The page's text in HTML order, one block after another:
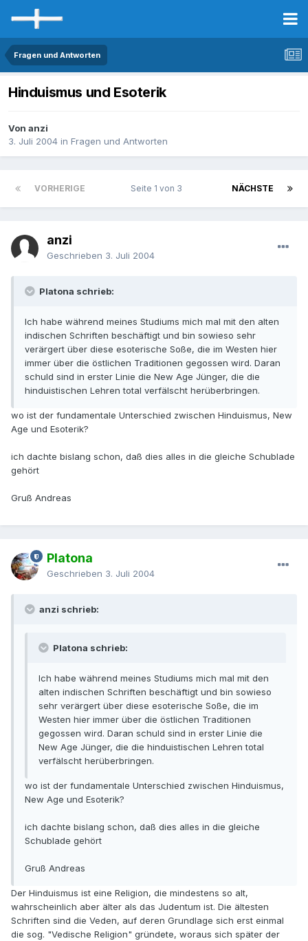
Fragen und Antworten
Hinduismus und Esoterik
Von anzi
3. Juli 2004 in Fragen und Antworten
VORHERIGE NÄCHSTE
Seite 1 von 3
anzi
Geschrieben 3. Juli 2004
Platona schrieb:
Ich habe während meines Studiums mich mal mit den alten
indischen Schriften beschäftigt und bin sowieso sehr
verärgert über diese esoterische Soße, die im Westen hier
immer über die östlichen Traditionen gegossen wird. Daran
schuld sind in erster Linie die New Age Jünger, die die
hinduistischen Lehren total verfälscht herüberbringen.
wo ist der fundamentale Unterschied zwischen Hinduismus, New
Age und Esoterik?
ich dachte bislang schon, daß dies alles in die gleiche Schublade
gehört
Gruß Andreas
Platona
Geschrieben 3. Juli 2004
anzi schrieb:
Platona schrieb:
Ich habe während meines Studiums mich mal mit den
alten indischen Schriften beschäftigt und bin sowieso
sehr verärgert über diese esoterische Soße, die im
Westen hier immer über die östlichen Traditionen
gegossen wird. Daran schuld sind in erster Linie die
New Age Jünger, die die hinduistischen Lehren total
verfälscht herüberbringen.
wo ist der fundamentale Unterschied zwischen Hinduismus,
New Age und Esoterik?
ich dachte bislang schon, daß dies alles in die gleiche
Schublade gehört
Gruß Andreas
Der Hinduismus ist eine Religion, die mindestens so alt,
wahrscheinlich aber älter als das Judentum ist. Die ältesten
Schriften sind die Veden, auf deren Grundlage sich erst einmal
die sog. "Vedische Religion" gründete, woraus sich später der